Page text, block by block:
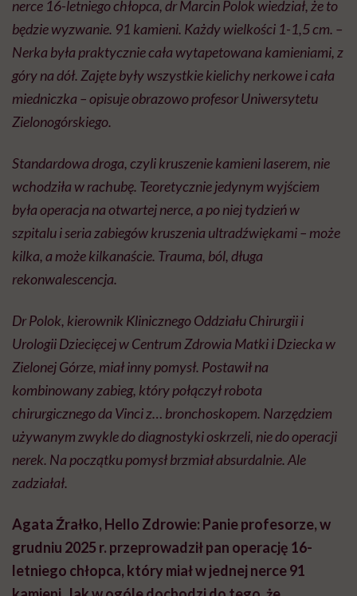
nerce 16-letniego chłopca, dr Marcin Polok wiedział, że to
będzie wyzwanie. 91 kamieni. Każdy wielkości 1-1,5 cm. –
Nerka była praktycznie cała wytapetowana kamieniami, z
góry na dół. Zajęte były wszystkie kielichy nerkowe i cała
miedniczka – opisuje obrazowo profesor Uniwersytetu
Zielonogórskiego.
Standardowa droga, czyli kruszenie kamieni laserem, nie
wchodziła w rachubę. Teoretycznie jedynym wyjściem
była operacja na otwartej nerce, a po niej tydzień w
szpitalu i seria zabiegów kruszenia ultradźwiękami – może
kilka, a może kilkanaście. Trauma, ból, długa
rekonwalescencja.
Dr Polok, kierownik Klinicznego Oddziału Chirurgii i
Urologii Dziecięcej w Centrum Zdrowia Matki i Dziecka w
Zielonej Górze, miał inny pomysł. Postawił na
kombinowany zabieg, który połączył robota
chirurgicznego da Vinci z… bronchoskopem. Narzędziem
używanym zwykle do diagnostyki oskrzeli, nie do operacji
nerek. Na początku pomysł brzmiał absurdalnie. Ale
zadziałał.
Agata Źrałko, Hello Zdrowie: Panie profesorze, w
grudniu 2025 r. przeprowadził pan operację 16-
letniego chłopca, który miał w jednej nerce 91